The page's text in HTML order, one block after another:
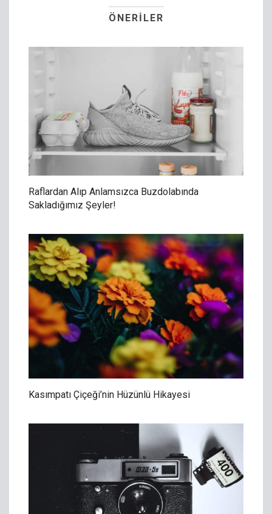
ÖNERILER
Raflardan Alıp Anlamsızca Buzdolabında
Sakladığımız Şeyler!
Kasımpatı Çiçeği’nin Hüzünlü Hikayesi